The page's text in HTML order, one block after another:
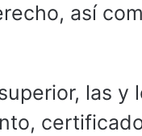
así
las y